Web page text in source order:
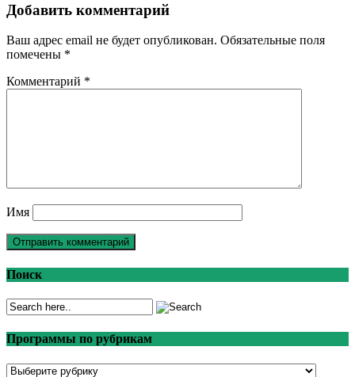
Добавить комментарий
Ваш адрес email не будет опубликован. Обязательные поля
помечены *
Комментарий *
Имя
Поиск
Программы по рубрикам
Программы